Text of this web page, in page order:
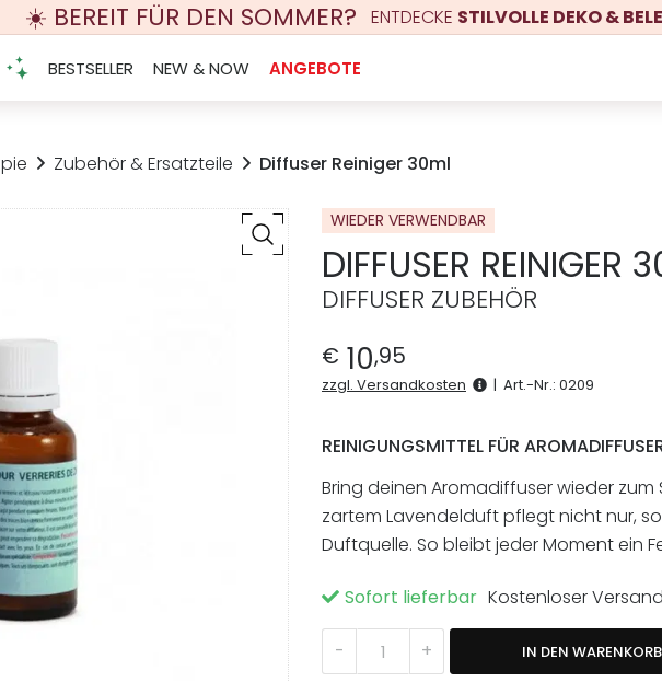
☀️ BEREIT FÜR DEN SOMMER? ENTDECKE STILVOLLE DEKO &
BESTSELLER NEW & NOW ANGEBOTE
Zubehör & Ersatzteile Diffuser Reiniger 30ml
WIEDER VERWENDBAR
DIFFUSER REINIGER
DIFFUSER ZUBEHÖR
€ 10,95
zzgl. Versandkosten | Art.-Nr.: 0209
REINIGUNGSMITTEL FÜR
Bring deinen Aromadiffuser wieder zum
zartem Lavendelduft pflegt nicht nur,
Duftquelle. So bleibt jeder Moment ein
Sofort lieferbar Kostenloser
-
Diffuser Reiniger 30ml Menge
+ IN DEN WARENKORB